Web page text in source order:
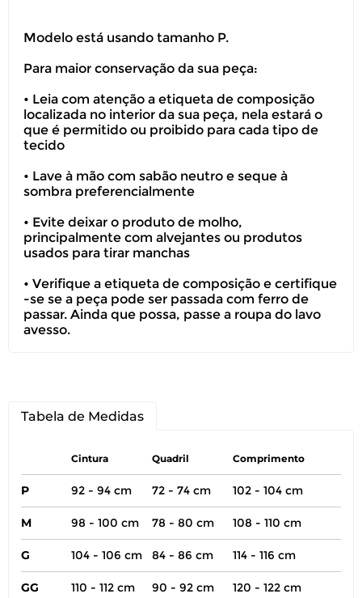
Modelo está usando tamanho P.
Para maior conservação da sua peça:
• Leia com atenção a etiqueta de composição
localizada no interior da sua peça, nela estará o
que é permitido ou proibido para cada tipo de
tecido
• Lave à mão com sabão neutro e seque à
sombra preferencialmente
• Evite deixar o produto de molho,
principalmente com alvejantes ou produtos
usados para tirar manchas
• Verifique a etiqueta de composição e certifique
-se se a peça pode ser passada com ferro de
passar. Ainda que possa, passe a roupa do lavo
avesso.
Tabela de Medidas
Cintura Quadril Comprimento
P 92 - 94 cm 72 - 74 cm 102 - 104 cm
M 98 - 100 cm 78 - 80 cm 108 - 110 cm
G 104 - 106 cm 84 - 86 cm 114 - 116 cm
GG 110 - 112 cm 90 - 92 cm 120 - 122 cm